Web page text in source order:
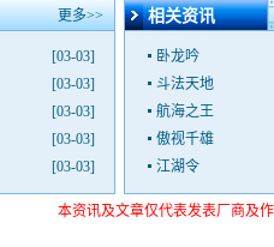
更多>>
[03-03]
[03-03]
[03-03]
[03-03]
[03-03]
相关资讯
卧龙吟
斗法天地
航海之王
傲视千雄
江湖令
本资讯及文章仅代表发表厂商及